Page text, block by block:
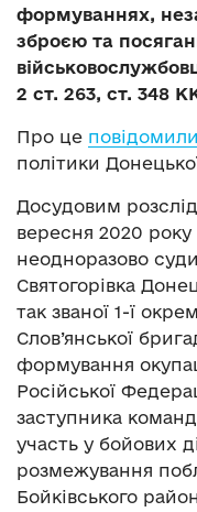
формуваннях,
зброєю та
2 ст. 263, ст. 348
Про це повідомили
політики
Досудовим
вересня 2020
неодноразово
Святогорівка
так званої 1-ї
Слов’янської
формування
Російської
заступника
участь у бойових
розмежування
Бойківського